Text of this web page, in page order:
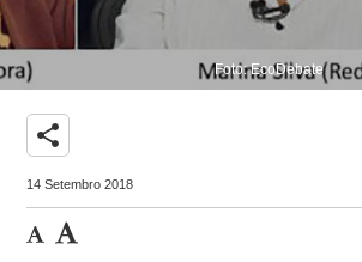
Foto: EcoDebate
share
14 Setembro 2018